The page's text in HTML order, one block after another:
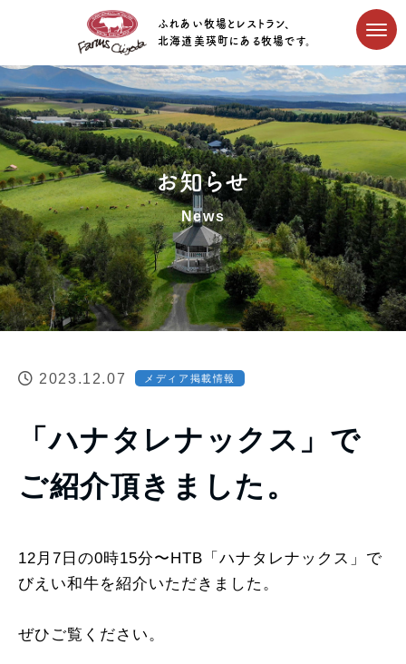
ふれあい牧場とレストラン、
北海道美瑛町にある牧場です。
お知らせ
News
2023.12.07 メディア掲載情報
「ハナタレナックス」で
ご紹介頂きました。
12月7日の0時15分〜HTB「ハナタレナックス」で
びえい和牛を紹介いただきました。
ぜひご覧ください。